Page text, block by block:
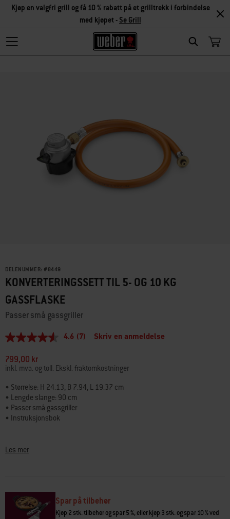
Search
Kjøp en valgfri grill og få 10 % rabatt på et grilltrekk i forbindelse
med kjøpet - Se Grill
DELENUMMER: # 8449
KONVERTERINGSSETT TIL 5- OG 10 KG
GASSFLASKE
Passer små gassgriller
4.6
5
stjerner,
gjennomsnittlig
vurderingsverdi.
Read
7
Reviews.
Samme
sidelenke.
4.6 (7) Skriv en anmeldelse
799,00 kr
inkl. mva. og toll. Ekskl. fraktomkostninger
• Størrelse: H 24.13, B 7.94, L 19.37 cm
• Lengde slange: 90 cm
• Passer små gassgriller
• Instruksjonsbok
serien, Go-Anywhere gassgriller, Traveler gassgriller og Performer DeLuxe.
Les mer
Spar på tilbehør
Kjøp 2 stk. tilbehør og spar 5 %, eller kjøp 3 stk. og spar 10 % ved